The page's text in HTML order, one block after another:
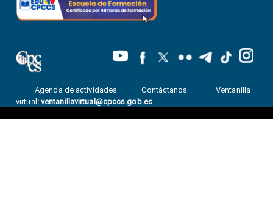
Agenda de actividades Contáctanos
Ventanilla
virtual : ventanillavirtual@cpccs.gob.ec